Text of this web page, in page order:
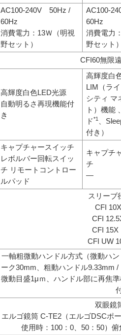
AC100-240V 50Hz /
60Hz
消費電力：13Ｗ（明視
野セット）
AC100-
60Hz
消費電力
野セット
CFI60無限
高輝度白色LED光源
自動明るさ再現機能付
き
高輝度白
LIM（ラ
シティ マ
ト）機能
ド*1
、
付き）
キャプチャースイッチ
レボルバー回転スイッ
チ リモートコントロー
ルパッド
キャプチ
チ
—
スリーブ
CFI
CFI
CFI 15X
CFI UW
一軸粗微動ハンドル方式（微動ハ
ーク30mm、粗動ハンドル9.33mm
微動目盛1μｍ、ハンドル部に再焦
双眼鏡
エルゴ鏡筒 C-TE2（エルゴDSCポ
使用時：100：0、50：50）